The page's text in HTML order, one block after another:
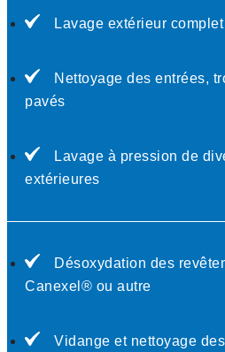
Lavage extérieur
Nettoyage des entrées,
pavés
Lavage à pression de
extérieures
Désoxydation des
Canexel® ou autre
Vidange et nettoyage